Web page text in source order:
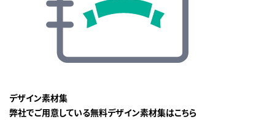
デザイン素材集
弊社でご用意している無料デザイン素材集はこちら